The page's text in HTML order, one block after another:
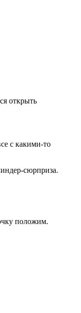
открыть
с какими-то
сюрприза.
положим.